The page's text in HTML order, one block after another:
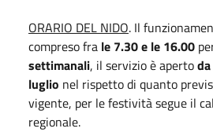
ORARIO DEL NIDO. Il
compreso fra le 7.30 e le 16.00
settimanali, il servizio è aperto
luglio nel rispetto di quanto
vigente, per le festività segue il
regionale.